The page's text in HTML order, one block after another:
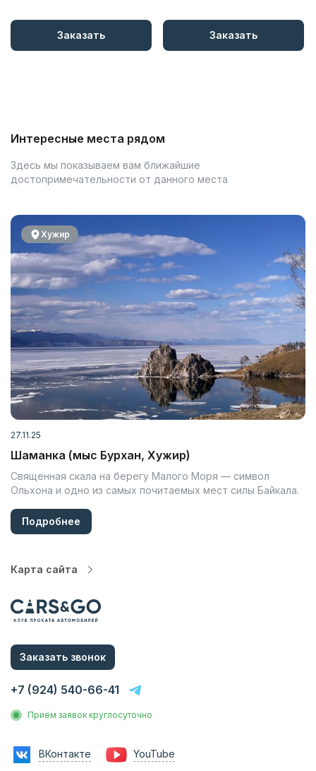
Заказать Заказать
Интересные места рядом
Здесь мы показываем вам ближайшие
достопримечательности от данного места
Хужир
27.11.25
Шаманка (мыс Бурхан, Хужир)
Священная скала на берегу Малого Моря — символ
Ольхона и одно из самых почитаемых мест силы Байкала.
Подробнее
Карта сайта
Автопарк
Цены
О компании
Контакты
Аренда с водителем
Трансфер на вокзал
Заказать звонок
+7 (924) 540-66-41
Приём заявок круглосуточно
ВКонтакте YouTube